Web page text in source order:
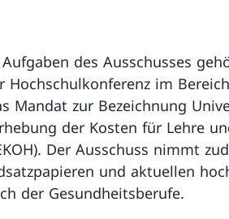
des Ausschusses
Hochschulkonferenz im
Mandat zur Bezeichnung
der Kosten für Lehre
Der Ausschuss nimmt
und aktuellen
der Gesundheitsberufe.